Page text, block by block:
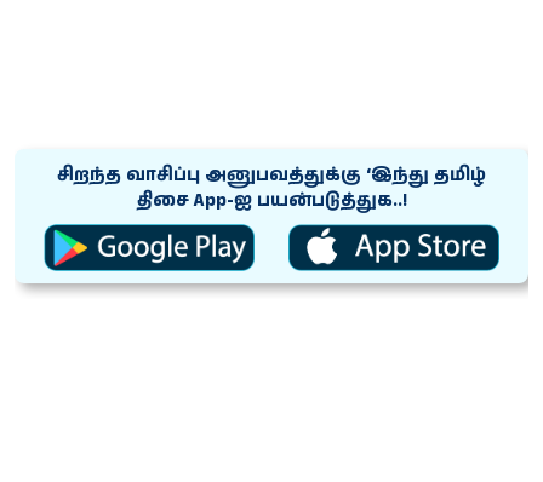
சிறந்த வாசிப்பு அனுபவத்துக்கு ‘இந்து தமிழ்
திசை App-ஐ பயன்படுத்துக..!